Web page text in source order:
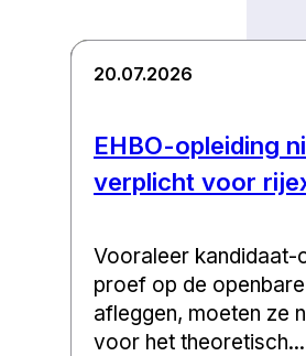
EHBO-opleiding
verplicht voor
20.07.2026
Vooraleer kandidaat-
proef op de
afleggen, moeten ze
voor het theoretisch...